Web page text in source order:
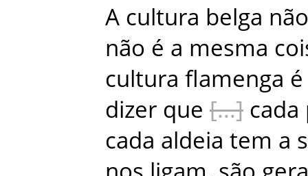
A cultura belga não
não é a mesma
cultura flamenga é
dizer que cada
cada aldeia tem a